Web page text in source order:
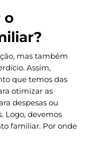
o
mas também
Assim,
que temos das
otimizar as
despesas ou
Logo, devemos
familiar. Por onde